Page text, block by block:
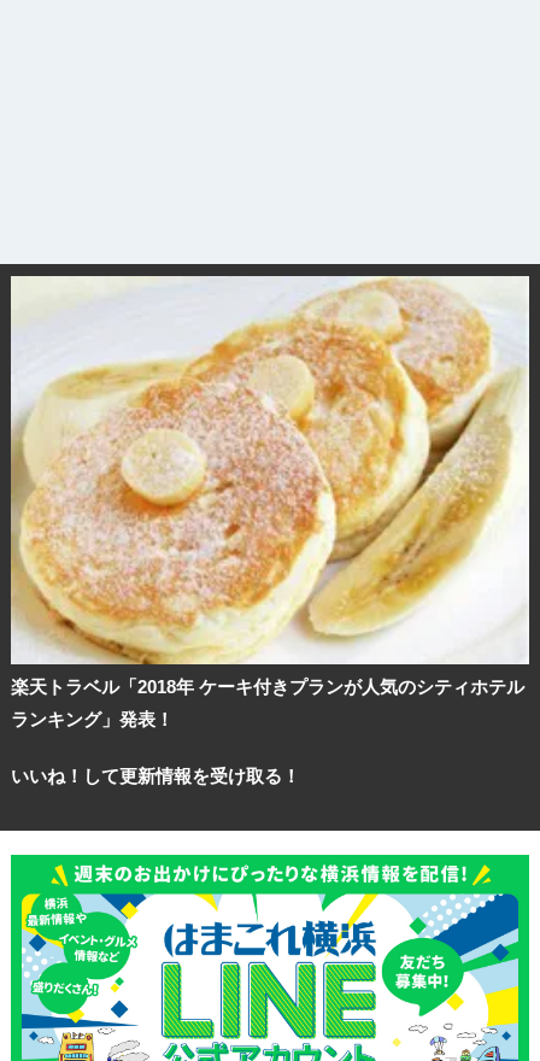
楽天トラベル「2018年 ケーキ付きプランが人気のシティホテル
ランキング」発表！
いいね！して更新情報を受け取る！